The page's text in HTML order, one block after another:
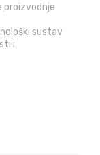
proizvodnje
sustav
i